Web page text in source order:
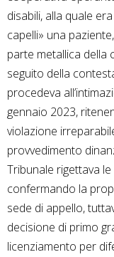
disabili, alla quale
capelli» una
parte metallica della
seguito della
procedeva
gennaio 2023,
violazione
provvedimento
Tribunale rigettava
confermando la
sede di appello,
decisione di primo
licenziamento per